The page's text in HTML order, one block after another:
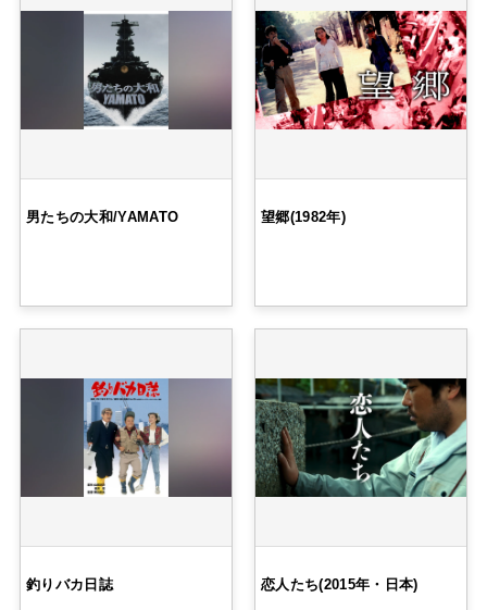
男たちの大和/YAMATO 望郷(1982年)
釣りバカ日誌 恋人たち(2015年・日本)